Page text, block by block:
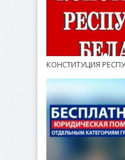
КОНСТИТУЦИЯ